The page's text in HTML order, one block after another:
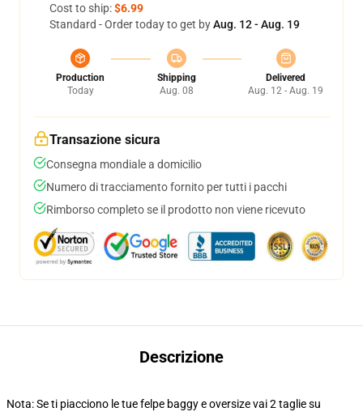
Cost to ship:$6.99
Standard - Order today to get byAug. 12 - Aug. 19
Production
Today
Shipping
Aug. 08
Delivered
Aug. 12 - Aug. 19
Transazione sicura
Consegna mondiale a domicilio
Numero di tracciamento fornito per tutti i pacchi
Rimborso completo se il prodotto non viene ricevuto
Descrizione
Nota: Se ti piacciono le tue felpe baggy e oversize vai 2 taglie su